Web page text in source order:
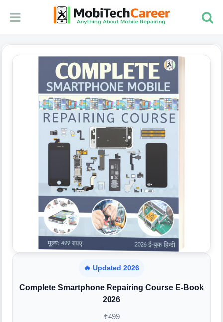
🔥 Updated 2026
Complete Smartphone Repairing Course E-Book
2026
₹499